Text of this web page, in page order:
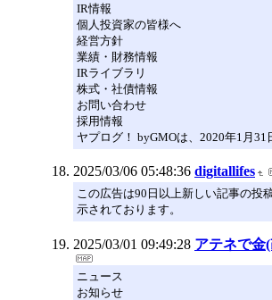
IR情報
個人投資家の皆様へ
経営方針
業績・財務情報
IRライブラリ
株式・社債情報
お問い合わせ
採用情報
ヤプログ！ byGMOは、2020年1月31
2025/03/06 05:48:36 digitallifes
この広告は90日以上新しい記事の投
示されております。
2025/03/01 09:49:28 アテネで金
ニュース
お知らせ